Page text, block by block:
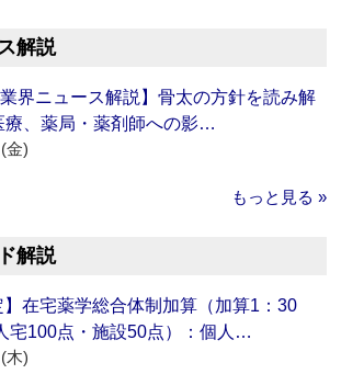
解説
業界ニュース解説】骨太の方針を読み解
療、薬局・薬剤師への影…
金)
もっと見る »
解説
】在宅薬学総合体制加算（加算1：30
宅100点・施設50点）：個人…
木)